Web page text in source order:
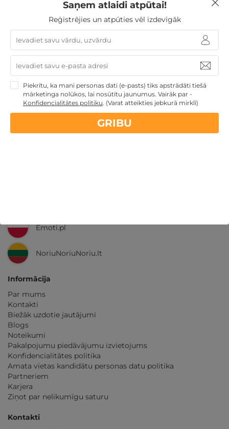
Nekādasapkalpošanas un administrācijasmaksas
14 dienu naudas atmaksas garantija
Kvalitatīva klientuapkalpošana
Emoti.pl
NoriuNoriuNoriu.lt
Informācija
Par mums
Kontakti
Biežāk uzdotie jautājumi
Blogs
Noteikumi
Pakalpojumu piedāvājumu izvietojums
Konfidencialitātes politika
Amata vietas kandidātu personas datu politika
Partneriem
Karjera
Ziņot par nelikumīgu saturu
Kontakti
Saņem atlaidi atpūtai!
Reģistrējies un atpūties vēl izdevīgāk
Piekrītu, ka mani personas dati (e-pasts) tiks apstrādāti tiešā
mārketinga nolūkos, lai nosūtītu jaunumus. Vairāk par -
Konfidencialitātes politiku. (Varat atteikties jebkurā mirklī)
GRIBU